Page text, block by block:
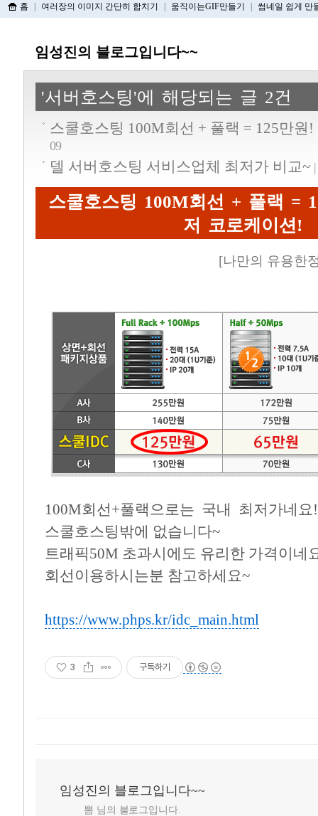
홈 여러장의 이미지 간단히 합치기 움직이는GIF만들기 썸네일 쉽게 만
임성진의 블로그입니다~~
'서버호스팅'에 해당되는 글 2건
스쿨호스팅 100M회선 + 풀랙 = 125만
09
델 서버호스팅 서비스업체 최저가 비교~
스쿨호스팅 100M회선 + 풀랙 =
저 코로케이션!
[나만의 유용한
100M회선+풀랙으로는 국내 최저가네
스쿨호스팅밖에 없습니다~
트래픽50M 초과시에도 유리한 가격이네
회선이용하시는분 참고하세요~
https://www.phps.kr/idc_main.html
3 구독하기
임성진의 블로그입니다~~
뽐 님의 블로그입니다.